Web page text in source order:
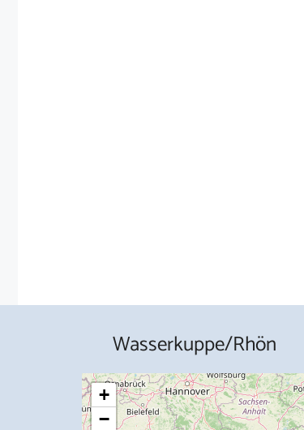
Wasserkuppe/Rhön
+
−